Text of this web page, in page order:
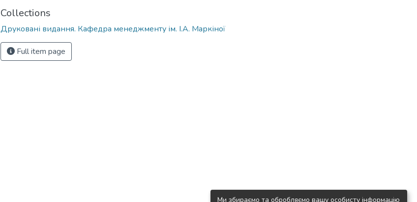
Collections
Друковані видання. Кафедра менеджменту ім. І.А. Маркіної
Full item page
Ми збираємо та обробляємо вашу особисту інформацію